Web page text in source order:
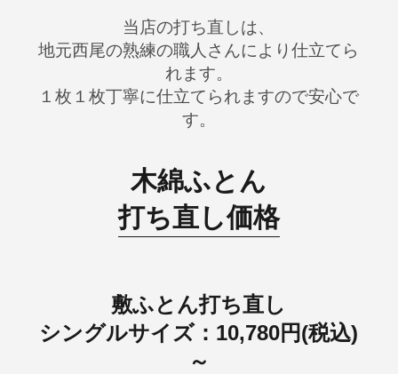
当店の打ち直しは、
地元西尾の熟練の職人さんにより仕立てら
れます。
１枚１枚丁寧に仕立てられますので安心で
す。
木綿ふとん
打ち直し価格
敷ふとん打ち直し
シングルサイズ：10,780円(税込)
～